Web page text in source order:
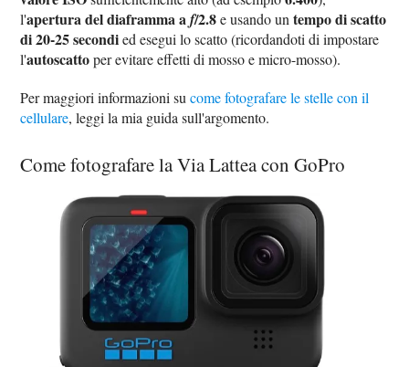
l'apertura del diaframma af/2.8e usando untempo di scatto
di 20-25 secondied esegui lo scatto (ricordandoti di impostare
l'autoscattoper evitare effetti di mosso e micro-mosso).
Per maggiori informazioni sucome fotografare le stelle con il
cellulare, leggi la mia guida sull'argomento.
Come fotografare la Via Lattea con GoPro